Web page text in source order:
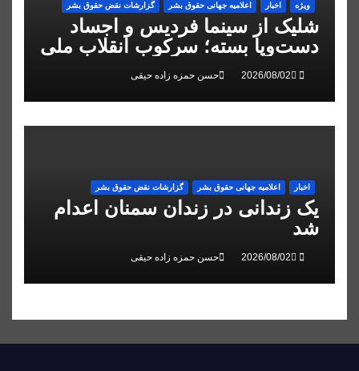
ویژه اخبار اعلاميه جهانی حقوق بشر گزارشات نقض حقوق بشر
شلیک از سینما فردیس و اجساد
دست‌وپا بسته؛ سرکوب انقلاب ملی
در البرز
حسن حمزه زاده حیقی
اخبار اعلاميه جهانی حقوق بشر گزارشات نقض حقوق بشر
یک زندانی در زندان سمنان اعدام
شد
حسن حمزه زاده حیقی